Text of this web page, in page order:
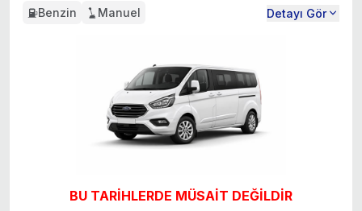
Benzin
Manuel Detayı Gör
BU TARİHLERDE MÜSAİT DEĞİLDİR